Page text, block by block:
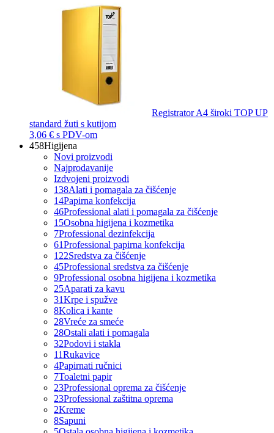
Registrator A4 široki TOP UP
standard žuti s kutijom
3,06 € s PDV-om
458Higijena
Novi proizvodi
Najprodavanije
Izdvojeni proizvodi
138Alati i pomagala za čišćenje
14Papirna konfekcija
46Professional alati i pomagala za čišćenje
15Osobna higijena i kozmetika
7Professional dezinfekcija
61Professional papirna konfekcija
122Sredstva za čišćenje
45Professional sredstva za čišćenje
9Professional osobna higijena i kozmetika
25Aparati za kavu
31Krpe i spužve
8Kolica i kante
28Vreće za smeće
28Ostali alati i pomagala
32Podovi i stakla
11Rukavice
4Papirnati ručnici
7Toaletni papir
23Professional oprema za čišćenje
23Professional zaštitna oprema
2Kreme
8Sapuni